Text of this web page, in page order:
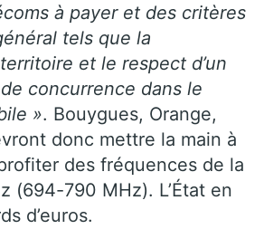
à payer et des critères
tels que la
et le respect d’un
concurrence dans le
». Bouygues, Orange,
donc mettre la main à
des fréquences de la
(694-790 MHz). L’État en
d’euros.